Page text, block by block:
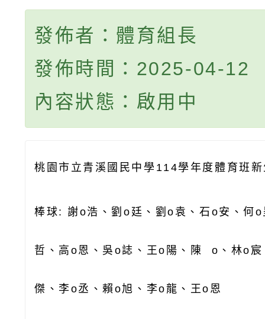
發佈者：體育組長
發佈時間：2025-04-12
內容狀態：啟用中
桃園市立青溪國民中學114學年度體育班
棒球: 謝o浩、劉o 廷、劉o袁、石o安、何
哲、高o恩、吳o誌、王o陽、陳 o、林o
傑、李o丞、賴o旭、李o龍、王o恩